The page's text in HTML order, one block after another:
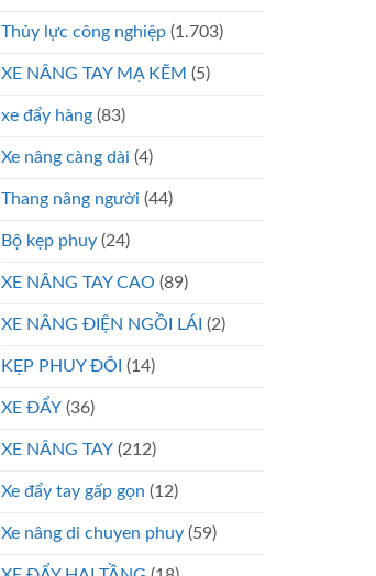
Thủy lực công nghiệp (1.703)
XE NÂNG TAY MẠ KẼM (5)
xe đẩy hàng (83)
Xe nâng càng dài (4)
Thang nâng người (44)
Bộ kẹp phuy (24)
XE NÂNG TAY CAO (89)
XE NÂNG ĐIỆN NGỒI LÁI (2)
KẸP PHUY ĐÔI (14)
XE ĐẨY (36)
XE NÂNG TAY (212)
Xe đẩy tay gấp gọn (12)
Xe nâng di chuyen phuy (59)